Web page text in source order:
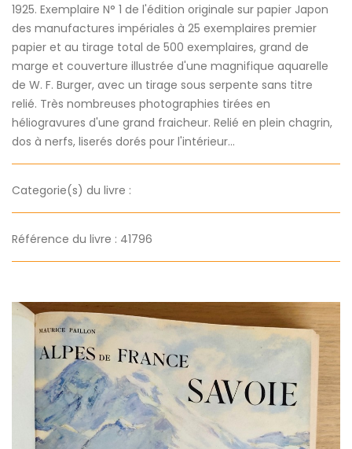
1925. Exemplaire N° 1 de l'édition originale sur papier Japon
des manufactures impériales à 25 exemplaires premier
papier et au tirage total de 500 exemplaires, grand de
marge et couverture illustrée d'une magnifique aquarelle
de W. F. Burger, avec un tirage sous serpente sans titre
relié. Très nombreuses photographies tirées en
héliogravures d'une grand fraicheur. Relié en plein chagrin,
dos à nerfs, liserés dorés pour l'intérieur...
Categorie(s) du livre :
Référence du livre : 41796